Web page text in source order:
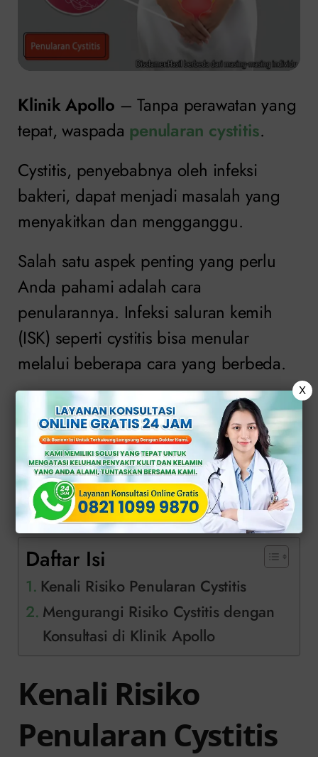
Klinik Apollo – Tanpa perawatan yang
tepat, waspada penularan cystitis.
Cystitis, penyebabnya oleh infeksi
bakteri, dapat menjadi masalah yang
menyakitkan dan mengganggu.
Salah satu aspek penting yang perlu
Anda pahami adalah cara
penularannya. Infeksi saluran kemih
(ISK) seperti cystitis bisa menular
melalui beberapa cara yang berbeda.
Salah satunya adalah kontak langsung
dengan bakteri penyebab infeksi, yang
sering kali berasal dari area genital
atau dubur yang terinfeksi.
>>KONSULTASI ONLINE GRATIS DI SINI<<
Daftar Isi
Kenali Risiko Penularan Cystitis
Mengurangi Risiko Cystitis dengan
Konsultasi di Klinik Apollo
Kenali Risiko
Penularan Cystitis
X